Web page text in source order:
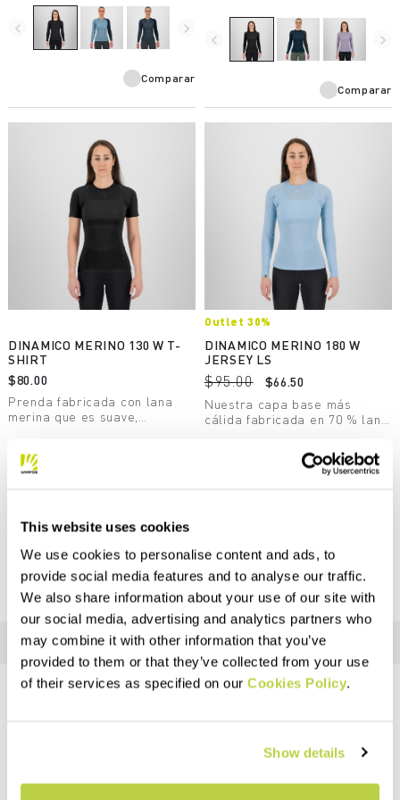
This website uses cookies
We use cookies to personalise content and ads, to
provide social media features and to analyse our traffic.
We also share information about your use of our site with
our social media, advertising and analytics partners who
may combine it with other information that you’ve
provided to them or that they’ve collected from your use
of their services as specified on our Cookies Policy.
Show details
Incorpora la tecnología Octa
para una mayor
transpirabilidad, calidez y
el control de olores.
navigate_before navigate_next
Comparar
libre de mulesing.
navigate_before navigate_next
Comparar
DINAMICO MERINO 130 W T-
SHIRT
$80.00
Prenda fabricada con lana
merina que es suave,
actividad, está fabricada con
lana certificada libre de
navigate_before
Outlet 30%
DINAMICO MERINO 180 W
JERSEY LS
$95.00
$66.50
Nuestra capa base más
cálida fabricada en 70 % lana
mulesing. Perfecta para
actividades invernales de baja
intensidad con temperaturas
navigate_next
¿NECESITAS AYUDA?
estamos aquí para ayudarte.